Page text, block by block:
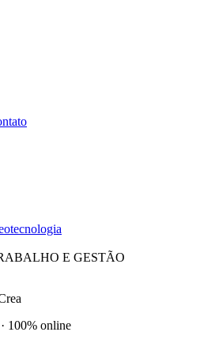
E GESTÃO
· 100% online